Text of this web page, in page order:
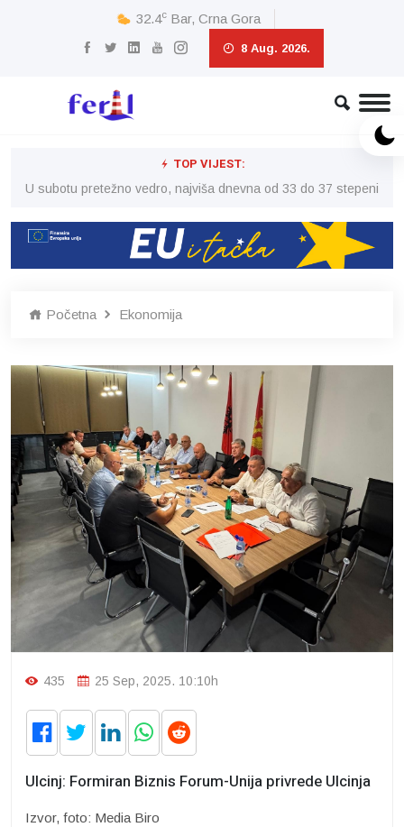
32.4c Bar, Crna Gora
8 Aug. 2026.
TOP VIJEST:
U subotu pretežno vedro, najviša dnevna od 33 do 37 stepeni
Početna Ekonomija
435 25 Sep, 2025. 10:10h
Ulcinj: Formiran Biznis Forum-Unija privrede Ulcinja
Izvor, foto: Media Biro